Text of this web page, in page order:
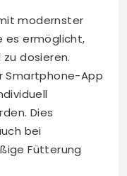
modernster
es ermöglicht,
dosieren.
Smartphone-App
Dies
bei
Fütterung